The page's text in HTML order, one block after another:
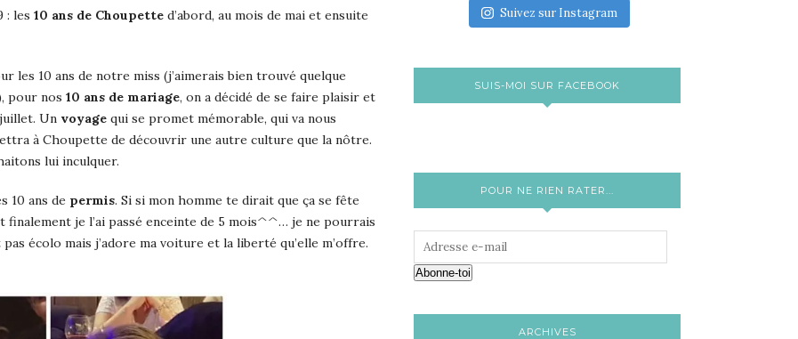
: les 10 ans de Choupette d’abord, au mois de mai et ensuite
les 10 ans de notre miss (j’aimerais bien trouvé quelque
pour nos 10 ans de mariage, on a décidé de se faire plaisir et
Un voyage qui se promet mémorable, qui va nous
à Choupette de découvrir une autre culture que la nôtre.
lui inculquer.
10 ans de permis. Si si mon homme te dirait que ça se fête
finalement je l’ai passé enceinte de 5 mois^^… je ne pourrais
écolo mais j’adore ma voiture et la liberté qu’elle m’offre.
Suivez sur Instagram
SUIS-MOI SUR FACEBOOK
POUR NE RIEN RATER...
Abonne-toi
ARCHIVES